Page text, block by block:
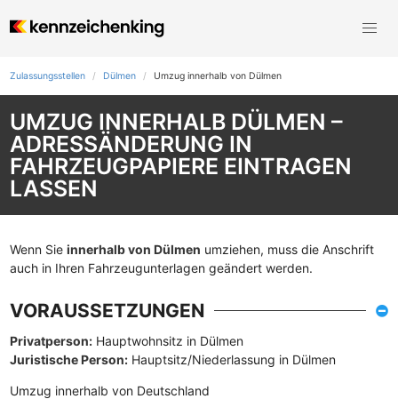
Zulassungsstellen Dülmen Umzug innerhalb von Dülmen
UMZUG INNERHALB DÜLMEN –
ADRESSÄNDERUNG IN
FAHRZEUGPAPIERE EINTRAGEN
LASSEN
Wenn Sie innerhalb von Dülmen umziehen, muss die Anschrift
auch in Ihren Fahrzeugunterlagen geändert werden.
VORAUSSETZUNGEN
Privatperson: Hauptwohnsitz in Dülmen
Juristische Person: Hauptsitz/Niederlassung in Dülmen
Umzug innerhalb von Deutschland